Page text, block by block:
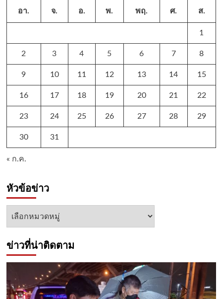
อา. จ. อ. พ. พฤ. ศ. ส.
1
2 3 4 5 6 7 8
9 10 11 12 13 14 15
16 17 18 19 20 21 22
23 24 25 26 27 28 29
30 31
« ก.ค.
หัวข้อข่าว
หัวข้อ
ข่าวที่น่าติดตาม